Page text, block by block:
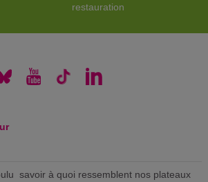
restauration
savoir à quoi ressemblent nos plateaux